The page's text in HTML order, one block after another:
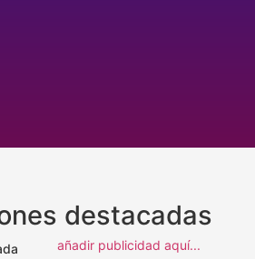
destacadas
añadir publicidad aquí...